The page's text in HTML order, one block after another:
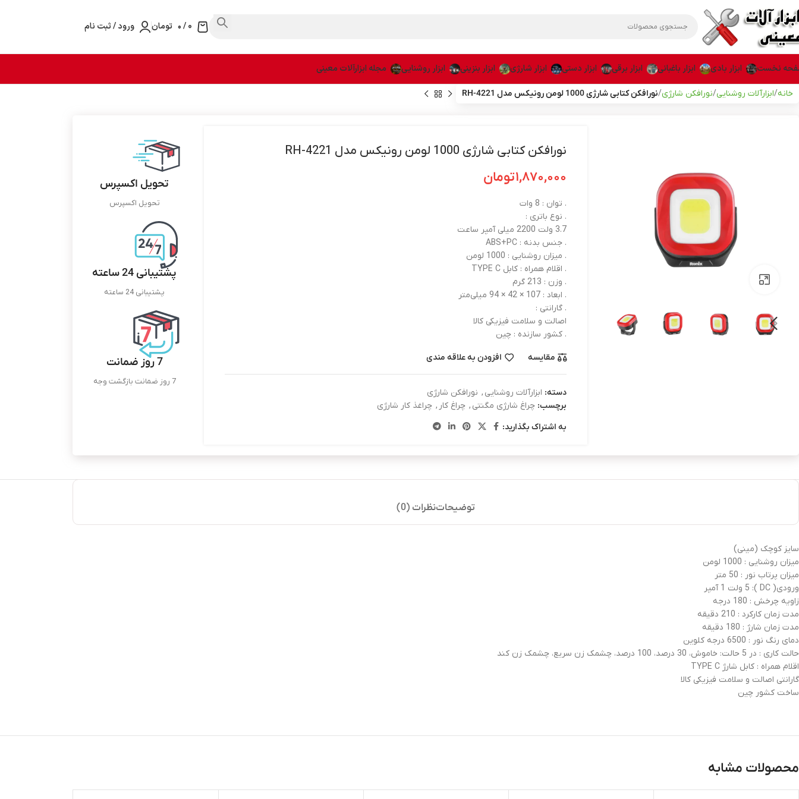
0
/۰ تومان ورود / ثبت نام
نخست ابزار بادی ابزار باغبانی ابزار برقی ابزار دستی ابزار شارژی ابزار بنزینی ابزار روشنایی مجله ابزارآلات معینی
خانه ابزارآلات روشنایی نورافکن شارژی نورافکن کتابی شارژی 1000 لومن رونیکس مدل RH-4221
نورافکن کتابی شارژی 1000 لومن رونیکس مدل RH-4221
۱,۸۷۰,۰۰۰تومان
. توان : 8 وات
. نوع باتری :
3.7 ولت 2200 میلی آمپر ساعت
. جنس بدنه : ABS+PC
. میزان روشنایی : 1000 لومن
. اقلام همراه : کابل TYPE C
. وزن : 213 گرم
. ابعاد : 107 × 42 × 94 میلی‌متر
. گارانتی :
اصالت و سلامت فیزیکی کالا
. کشور سازنده : چین
مقایسه افزودن به علاقه مندی
دسته: ابزارآلات روشنایی , نورافکن شارژی
برچسب: چراغ شارژی مگنتی , چراغ کار , چراغذ کار شارژی
به اشتراک بگذارید:
تحویل اکسپرس
تحویل اکسپرس
پشتیبانی 24 ساعته
پشتیبانی 24 ساعته
7 روز ضمانت
7 روز ضمانت بازگشت وجه
توضیحاتنظرات (0)
سایز کوچک (مینی)
میزان روشنایی : 1000 لومن
میزان پرتاب نور : 50 متر
ورودی( DC ): 5 ولت 1 آمپر
زاویه چرخش : 180 درجه
مدت زمان کارکرد : 210 دقیقه
مدت زمان شارژ : 180 دقیقه
دمای رنگ نور : 6500 درجه کلوین
حالت کاری : در 5 حالت: خاموش، 30 درصد، 100 درصد، چشمک زن سریع، چشمک زن کند
اقلام همراه : کابل شارژ TYPE C
گارانتی اصالت و سلامت فیزیکی کالا
ساخت کشور چین
محصولات مشابه